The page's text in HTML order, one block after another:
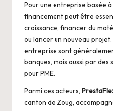
Pour une entreprise basée
financement peut être
croissance, financer du
ou lancer un nouveau projet.
entreprise sont
banques, mais aussi par
pour PME.
Parmi ces acteurs,
canton de Zoug,